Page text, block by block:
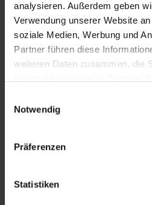
analysieren. Außerdem geben
Verwendung unserer Website
soziale Medien, Werbung und
Partner führen diese
weiteren Daten zusammen, die
Notwendig
Präferenzen
Statistiken
Kontakt
+43 1 512 36 61-3550
43, 10A – Hernals/